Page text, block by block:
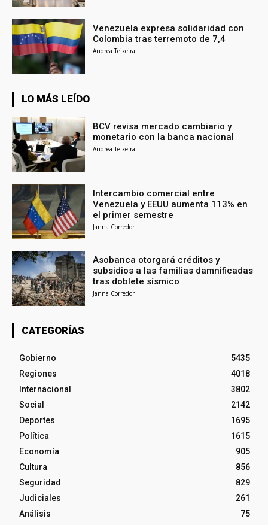
Venezuela expresa solidaridad con
Colombia tras terremoto de 7,4
Andrea Teixeira
LO MÁS LEÍDO
BCV revisa mercado cambiario y
monetario con la banca nacional
Andrea Teixeira
Intercambio comercial entre
Venezuela y EEUU aumenta 113% en
el primer semestre
Janna Corredor
Asobanca otorgará créditos y
subsidios a las familias damnificadas
tras doblete sísmico
Janna Corredor
CATEGORÍAS
Gobierno
5435
Regiones
4018
Internacional
3802
Social
2142
Deportes
1695
Política
1615
Economía
905
Cultura
856
Seguridad
829
Judiciales
261
Análisis
75